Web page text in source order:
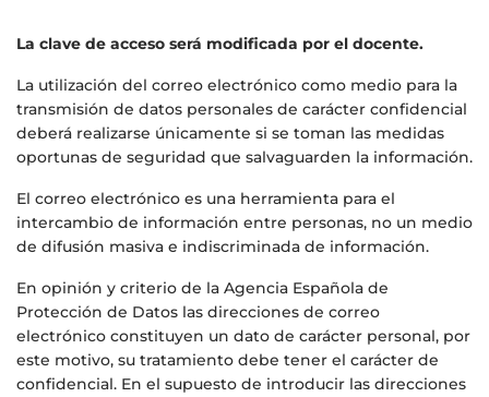
La clave de acceso será modificada por el docente.
La utilización del correo electrónico como medio para la
transmisión de datos personales de carácter confidencial
deberá realizarse únicamente si se toman las medidas
oportunas de seguridad que salvaguarden la información.
El correo electrónico es una herramienta para el
intercambio de información entre personas, no un medio
de difusión masiva e indiscriminada de información.
En opinión y criterio de la Agencia Española de
Protección de Datos las direcciones de correo
electrónico constituyen un dato de carácter personal, por
este motivo, su tratamiento debe tener el carácter de
confidencial. En el supuesto de introducir las direcciones